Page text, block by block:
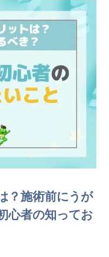
？施術前にうが
心者の知ってお